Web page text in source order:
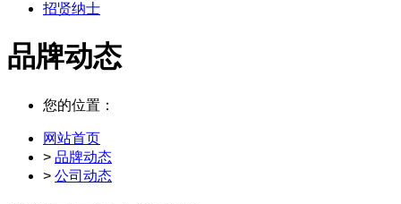
招贤纳士
品牌动态
您的位置：
网站首页
> 品牌动态
> 公司动态